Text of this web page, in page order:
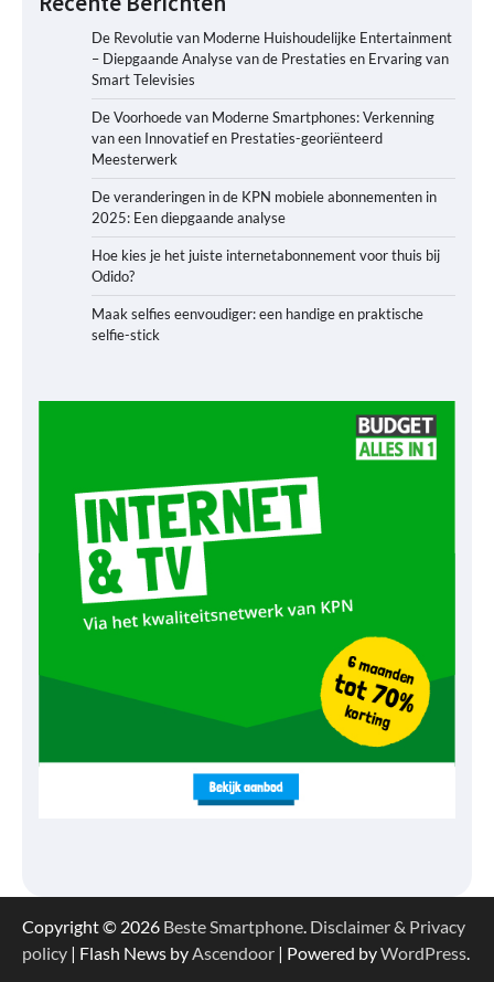
De Revolutie van Moderne Huishoudelijke Entertainment
– Diepgaande Analyse van de Prestaties en Ervaring van
Smart Televisies
De Voorhoede van Moderne Smartphones: Verkenning
van een Innovatief en Prestaties-georiënteerd
Meesterwerk
De veranderingen in de KPN mobiele abonnementen in
2025: Een diepgaande analyse
Hoe kies je het juiste internetabonnement voor thuis bij
Odido?
Maak selfies eenvoudiger: een handige en praktische
selfie-stick
Copyright © 2026 Beste Smartphone. Disclaimer & Privacy
policy | Flash News byAscendoor | Powered byWordPress.